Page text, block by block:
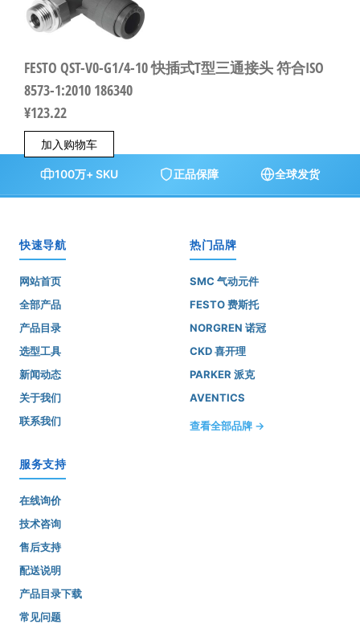
FESTO QST-V0-G1/4-10 快插式T型三通接头 符合ISO
8573-1:2010 186340
¥123.22
加入购物车
100万+ SKU 正品保障 全球发货
快速导航
网站首页
全部产品
产品目录
选型工具
新闻动态
关于我们
联系我们
热门品牌
SMC 气动元件
FESTO 费斯托
NORGREN 诺冠
CKD 喜开理
PARKER 派克
AVENTICS
查看全部品牌 →
服务支持
在线询价
技术咨询
售后支持
配送说明
产品目录下载
常见问题